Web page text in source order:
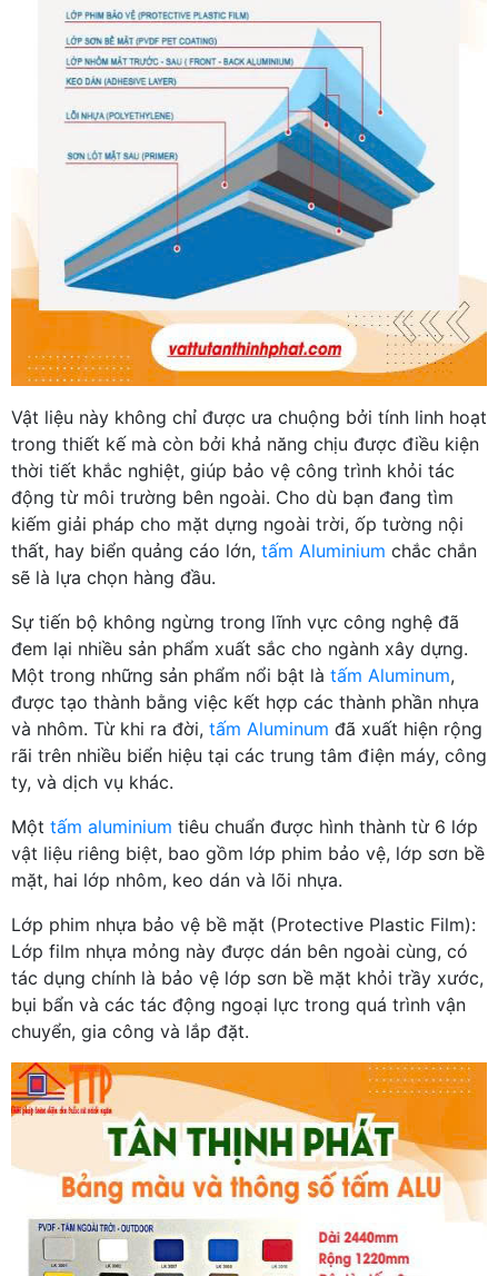
Vật liệu này không chỉ được ưa chuộng bởi tính linh hoạt
trong thiết kế mà còn bởi khả năng chịu được điều kiện
thời tiết khắc nghiệt, giúp bảo vệ công trình khỏi tác
động từ môi trường bên ngoài. Cho dù bạn đang tìm
kiếm giải pháp cho mặt dựng ngoài trời, ốp tường nội
thất, hay biển quảng cáo lớn, tấm Aluminium chắc chắn
sẽ là lựa chọn hàng đầu.
Sự tiến bộ không ngừng trong lĩnh vực công nghệ đã
đem lại nhiều sản phẩm xuất sắc cho ngành xây dựng.
Một trong những sản phẩm nổi bật là tấm Aluminum,
được tạo thành bằng việc kết hợp các thành phần nhựa
và nhôm. Từ khi ra đời, tấm Aluminum đã xuất hiện rộng
rãi trên nhiều biển hiệu tại các trung tâm điện máy, công
ty, và dịch vụ khác.
Một tấm aluminium tiêu chuẩn được hình thành từ 6 lớp
vật liệu riêng biệt, bao gồm lớp phim bảo vệ, lớp sơn bề
mặt, hai lớp nhôm, keo dán và lõi nhựa.
Lớp phim nhựa bảo vệ bề mặt (Protective Plastic Film):
Lớp film nhựa mỏng này được dán bên ngoài cùng, có
tác dụng chính là bảo vệ lớp sơn bề mặt khỏi trầy xước,
bụi bẩn và các tác động ngoại lực trong quá trình vận
chuyển, gia công và lắp đặt.